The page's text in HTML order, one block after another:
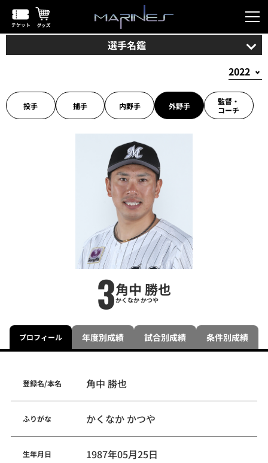
選手名鑑
投手 捕手 内野手 外野手
監督・
コーチ
3角中 勝也
かくなか かつや
プロフィール 年度別成績 試合別成績 条件別成績
登録名/本名 角中 勝也
ふりがな かくなか かつや
生年月日 1987年05月25日